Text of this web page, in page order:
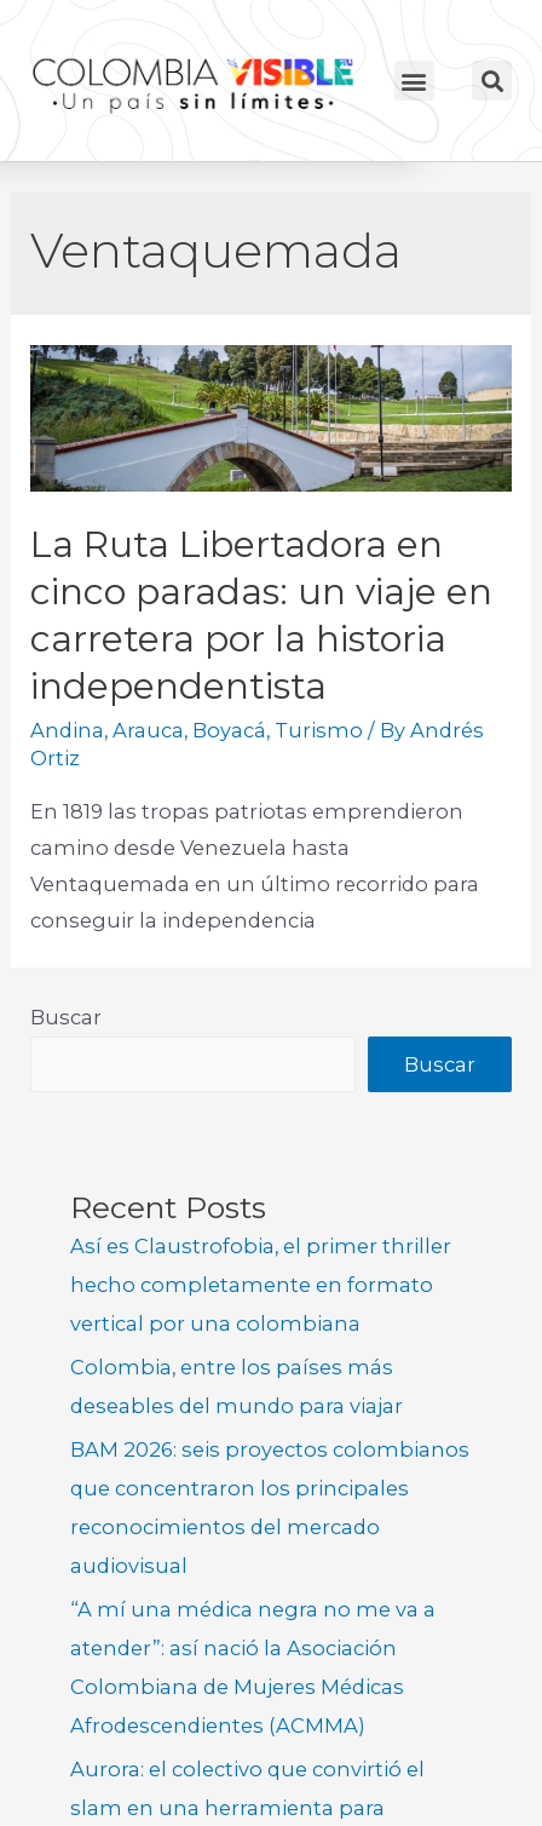
Ventaquemada
La Ruta Libertadora en
cinco paradas: un viaje en
carretera por la historia
independentista
Andina,Arauca, Boyacá, Turismo / ByAndrés
Ortiz
En 1819 las tropas patriotas emprendieron
camino desde Venezuela hasta
Ventaquemada en un último recorrido para
conseguir la independencia
Buscar
Buscar
Recent Posts
Así es Claustrofobia, el primer thriller
hecho completamente en formato
vertical por una colombiana
Colombia, entre los países más
deseables del mundo para viajar
BAM 2026: seis proyectos colombianos
que concentraron los principales
reconocimientos del mercado
audiovisual
“A mí una médica negra no me va a
atender”: así nació la Asociación
Colombiana de Mujeres Médicas
Afrodescendientes (ACMMA)
Aurora: el colectivo que convirtió el
slam en una herramienta para